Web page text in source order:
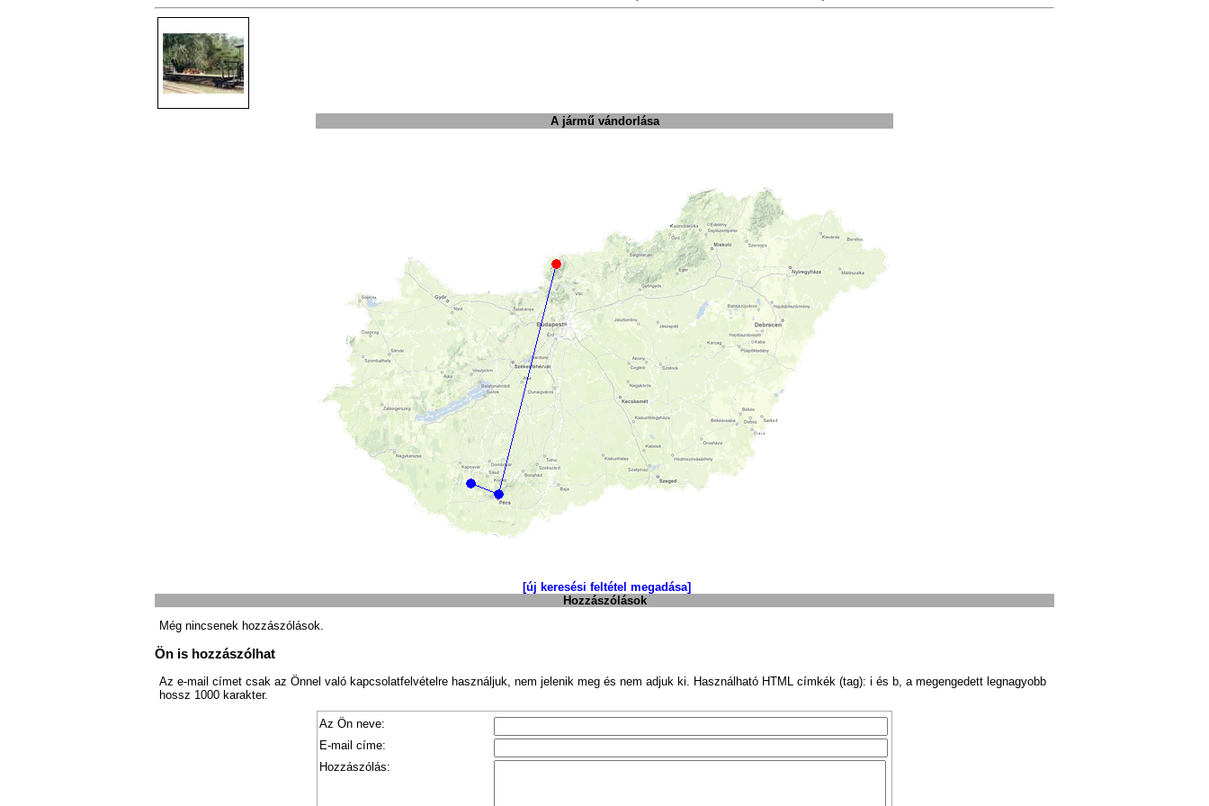
A jármű vándorlása
[új keresési feltétel megadása]
Hozzászólások
Még nincsenek hozzászólások.
Ön is hozzászólhat
Az e-mail címet csak az Önnel való kapcsolatfelvételre használjuk, nem jelenik meg és nem adjuk ki. Használható HTML címkék (tag): i és b, a megengedett legnagyobb
hossz 1000 karakter.
Az Ön neve:
E-mail címe:
Hozzászólás: